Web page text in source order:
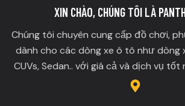
XIN CHÀO, CHÚNG TÔI LÀ
Chúng tôi chuyên cung cấp đồ chơi,
dành cho các dòng xe ô tô như dòng
CUVs, Sedan.. với giá cả và dịch vụ